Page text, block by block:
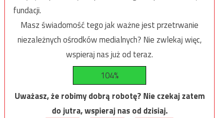
fundacji.
Masz świadomość tego jak ważne jest przetrwanie
niezależnych ośrodków medialnych? Nie zwlekaj więc,
wspieraj nas już od teraz.
104%
Uważasz, że robimy dobrą robotę? Nie czekaj zatem
do jutra, wspieraj nas od dzisiaj.